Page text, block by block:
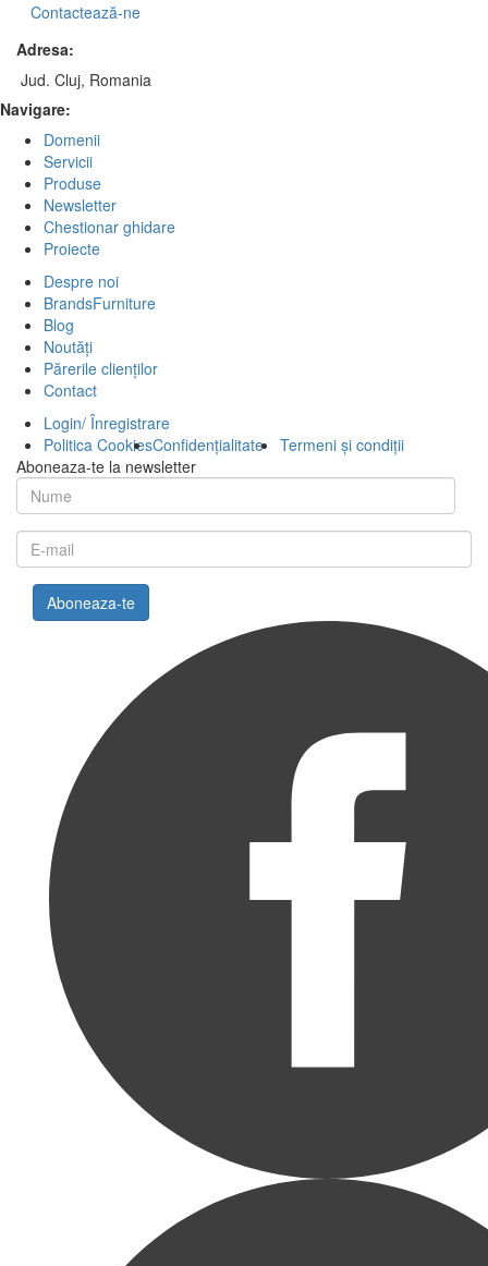
Contactează-ne
Adresa:
Jud. Cluj, Romania
Navigare:
Domenii
Servicii
Produse
Newsletter
Chestionar ghidare
Proiecte
Despre noi
BrandsFurniture
Blog
Noutăți
Părerile clienților
Contact
Login/ Înregistrare
Politica CookiesConfidențialitate
Termeni și condiții
Aboneaza-te la newsletter
Aboneaza-te